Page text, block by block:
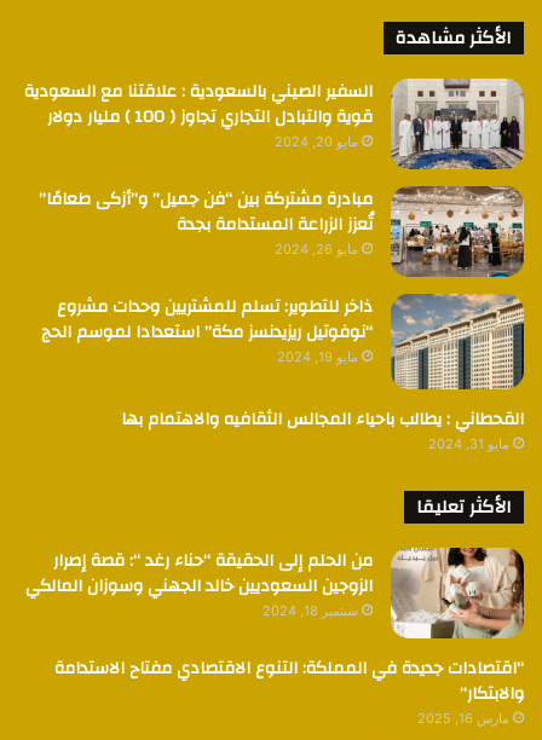
الأكثر مشاهدة
السفير الصيني بالسعودية : علاقتنا مع السعودية
قوية والتبادل التجاري تجاوز ( 100 ) مليار دولار
مايو 20, 2024
مبادرة مشتركة بين “فن جميل” و”أزكى طعامًا”
تُعزز الزراعة المستدامة بجدة
مايو 26, 2024
ذاخر للتطوير: تسلم للمشتريين وحدات مشروع
“نوفوتيل ريزيدنسز مكة” استعدادا لموسم الحج
مايو 19, 2024
القحطاني : يطالب باحياء المجالس الثقافيه والاهتمام بها
مايو 31, 2024
الأكثر تعليقا
من الحلم إلى الحقيقة “حناء رغد “: قصة إصرار
الزوجين السعوديين خالد الجهني وسوزان المالكي
سبتمبر 18, 2024
“اقتصادات جديدة في المملكة: التنوع الاقتصادي مفتاح الاستدامة
والابتكار”
مارس 16, 2025